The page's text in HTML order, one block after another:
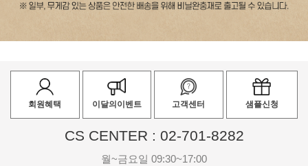
회원혜택 이달의이벤트 고객센터 샘플신청
CS CENTER : 02-701-8282
월~금요일 09:30~17:00